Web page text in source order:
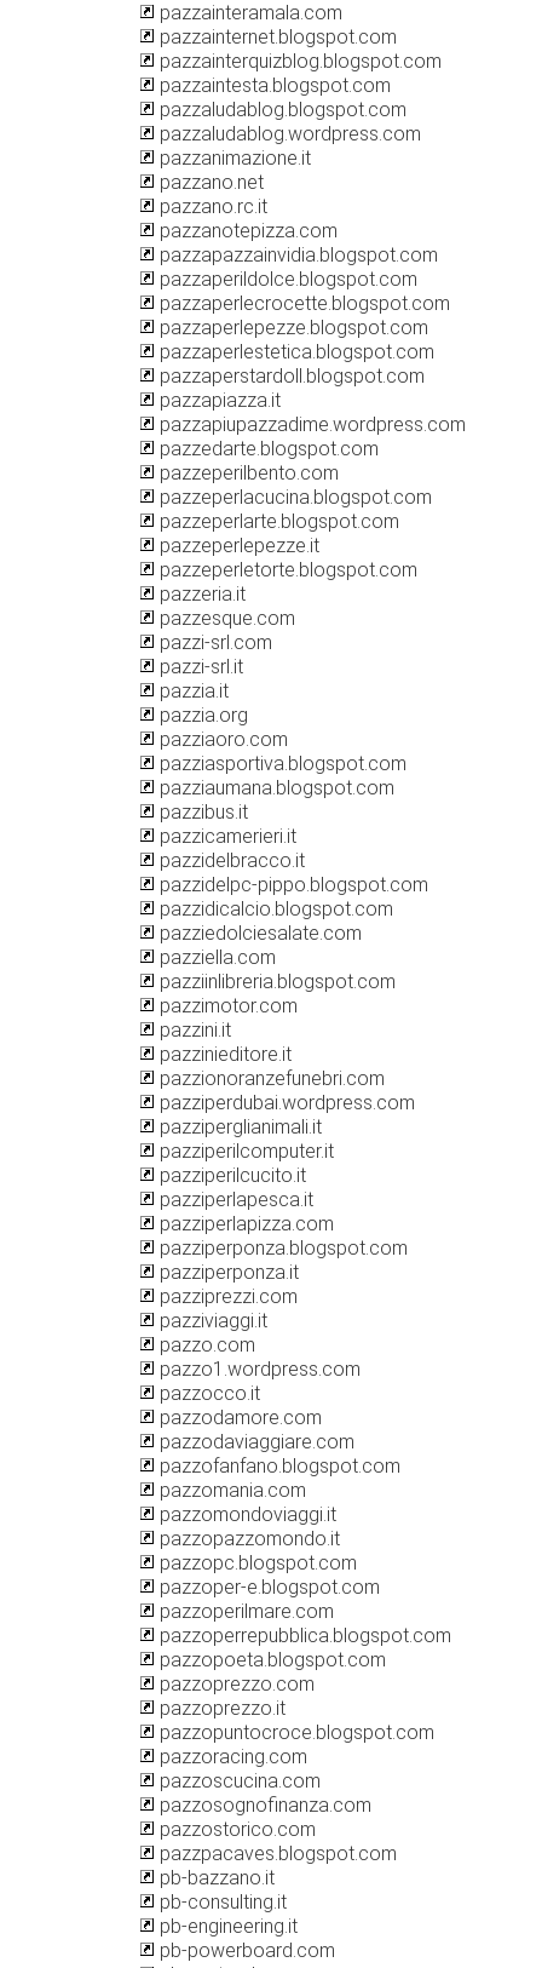
pazzainteramala.com
pazzainternet.blogspot.com
pazzainterquizblog.blogspot.com
pazzaintesta.blogspot.com
pazzaludablog.blogspot.com
pazzaludablog.wordpress.com
pazzanimazione.it
pazzano.net
pazzano.rc.it
pazzanotepizza.com
pazzapazzainvidia.blogspot.com
pazzaperildolce.blogspot.com
pazzaperlecrocette.blogspot.com
pazzaperlepezze.blogspot.com
pazzaperlestetica.blogspot.com
pazzaperstardoll.blogspot.com
pazzapiazza.it
pazzapiupazzadime.wordpress.com
pazzedarte.blogspot.com
pazzeperilbento.com
pazzeperlacucina.blogspot.com
pazzeperlarte.blogspot.com
pazzeperlepezze.it
pazzeperletorte.blogspot.com
pazzeria.it
pazzesque.com
pazzi-srl.com
pazzi-srl.it
pazzia.it
pazzia.org
pazziaoro.com
pazziasportiva.blogspot.com
pazziaumana.blogspot.com
pazzibus.it
pazzicamerieri.it
pazzidelbracco.it
pazzidelpc-pippo.blogspot.com
pazzidicalcio.blogspot.com
pazziedolciesalate.com
pazziella.com
pazziinlibreria.blogspot.com
pazzimotor.com
pazzini.it
pazzinieditore.it
pazzionoranzefunebri.com
pazziperdubai.wordpress.com
pazziperglianimali.it
pazziperilcomputer.it
pazziperilcucito.it
pazziperlapesca.it
pazziperlapizza.com
pazziperponza.blogspot.com
pazziperponza.it
pazziprezzi.com
pazziviaggi.it
pazzo.com
pazzo1.wordpress.com
pazzocco.it
pazzodamore.com
pazzodaviaggiare.com
pazzofanfano.blogspot.com
pazzomania.com
pazzomondoviaggi.it
pazzopazzomondo.it
pazzopc.blogspot.com
pazzoper-e.blogspot.com
pazzoperilmare.com
pazzoperrepubblica.blogspot.com
pazzopoeta.blogspot.com
pazzoprezzo.com
pazzoprezzo.it
pazzopuntocroce.blogspot.com
pazzoracing.com
pazzoscucina.com
pazzosognofinanza.com
pazzostorico.com
pazzpacaves.blogspot.com
pb-bazzano.it
pb-consulting.it
pb-engineering.it
pb-powerboard.com